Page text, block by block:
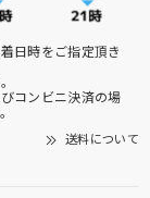
日時をご指定頂き
コンビニ決済の場
送料について